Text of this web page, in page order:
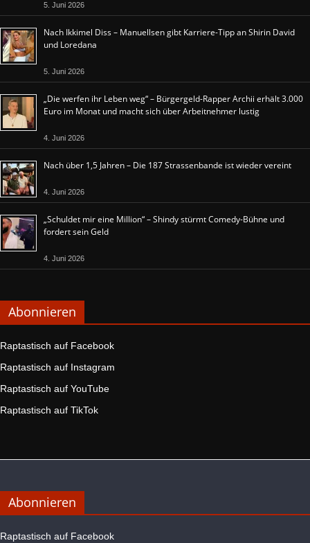
5. Juni 2026
Nach Ikkimel Diss – Manuellsen gibt Karriere-Tipp an Shirin David
und Loredana
5. Juni 2026
„Die werfen ihr Leben weg“ – Bürgergeld-Rapper Archii erhält 3.000
Euro im Monat und macht sich über Arbeitnehmer lustig
4. Juni 2026
Nach über 1,5 Jahren – Die 187 Strassenbande ist wieder vereint
4. Juni 2026
„Schuldet mir eine Million“ – Shindy stürmt Comedy-Bühne und
fordert sein Geld
4. Juni 2026
Abonnieren
Raptastisch auf Facebook
Raptastisch auf Instagram
Raptastisch auf YouTube
Raptastisch auf TikTok
Abonnieren
Raptastisch auf Facebook